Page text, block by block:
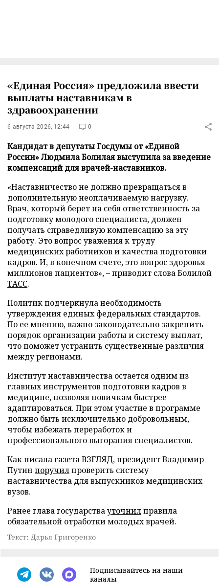
«Единая Россия» предложила ввести
выплаты наставникам в
здравоохранении
6 августа 2026, 12:44 0
Кандидат в депутаты Госдумы от «Единой
России» Людмила Болилая выступила за введение
компенсаций для врачей-наставников.
«Наставничество не должно превращаться в
дополнительную неоплачиваемую нагрузку.
Врач, который берет на себя ответственность за
подготовку молодого специалиста, должен
получать справедливую компенсацию за эту
работу. Это вопрос уважения к труду
медицинских работников и качества подготовки
кадров. И, в конечном счете, это вопрос здоровья
миллионов пациентов», – приводит слова Болилой
ТАСС.
Политик подчеркнула необходимость
утверждения единых федеральных стандартов.
По ее мнению, важно законодательно закрепить
порядок организации работы и систему выплат,
что поможет устранить существенные различия
между регионами.
Институт наставничества остается одним из
главных инструментов подготовки кадров в
медицине, позволяя новичкам быстрее
адаптироваться. При этом участие в программе
должно быть исключительно добровольным,
чтобы избежать переработок и
профессионального выгорания специалистов.
Как писала газета ВЗГЛЯД, президент Владимир
Путин поручилпроверить систему
наставничества для выпускников медицинских
вузов.
Ранее глава государствауточнилправила
обязательной отработки молодых врачей.
Текст: Дарья Григоренко
Подписывайтесь на наши
каналы